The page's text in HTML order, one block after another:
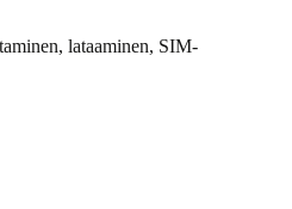
lataaminen, SIM-